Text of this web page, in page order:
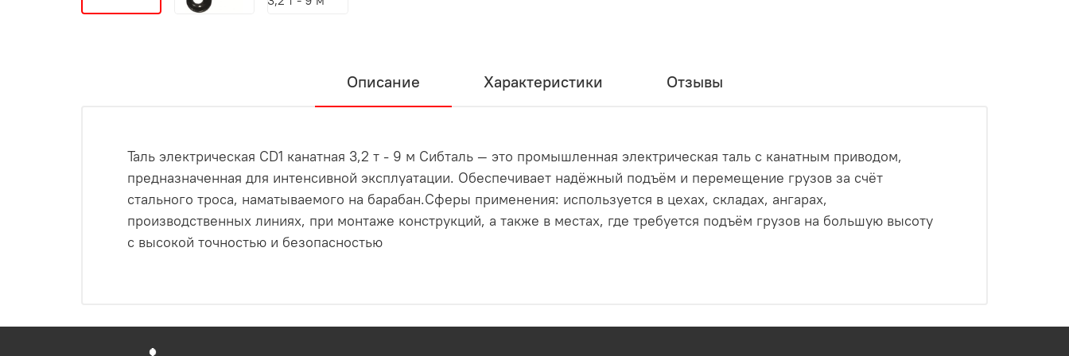
Описание Характеристики Отзывы
Таль электрическая CD1 канатная 3,2 т - 9 м Сибталь — это промышленная электрическая таль с канатным приводом,
предназначенная для интенсивной эксплуатации. Обеспечивает надёжный подъём и перемещение грузов за счёт
стального троса, наматываемого на барабан.Сферы применения: используется в цехах, складах, ангарах,
производственных линиях, при монтаже конструкций, а также в местах, где требуется подъём грузов на большую высоту
с высокой точностью и безопасностью